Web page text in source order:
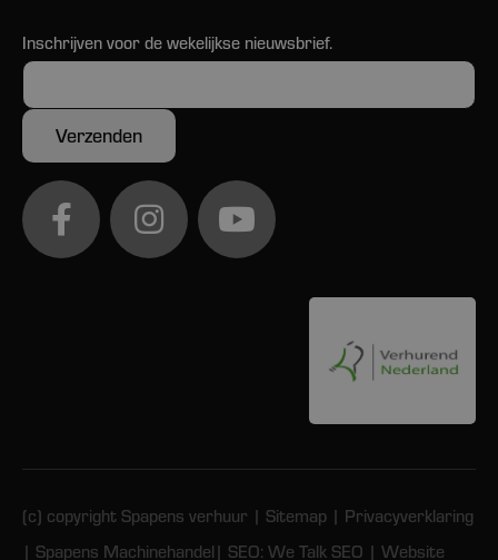
Inschrijven voor de wekelijkse nieuwsbrief.
(c) copyright Spapens verhuur | Sitemap | Privacyverklaring
| Spapens Machinehandel | SEO: We Talk SEO | Website